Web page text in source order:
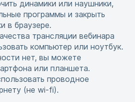
динамики или наушники,
программы и закрыть
в браузере.
трансляции вебинара
компьютер или ноутбук.
нет, вы можете
или планшета.
проводное
(не wi-fi).